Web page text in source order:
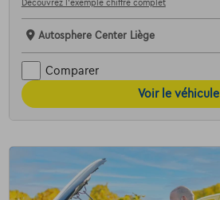
Découvrez l’exemple chiffré complet
Autosphere Center Liège
Comparer
Voir le véhicule